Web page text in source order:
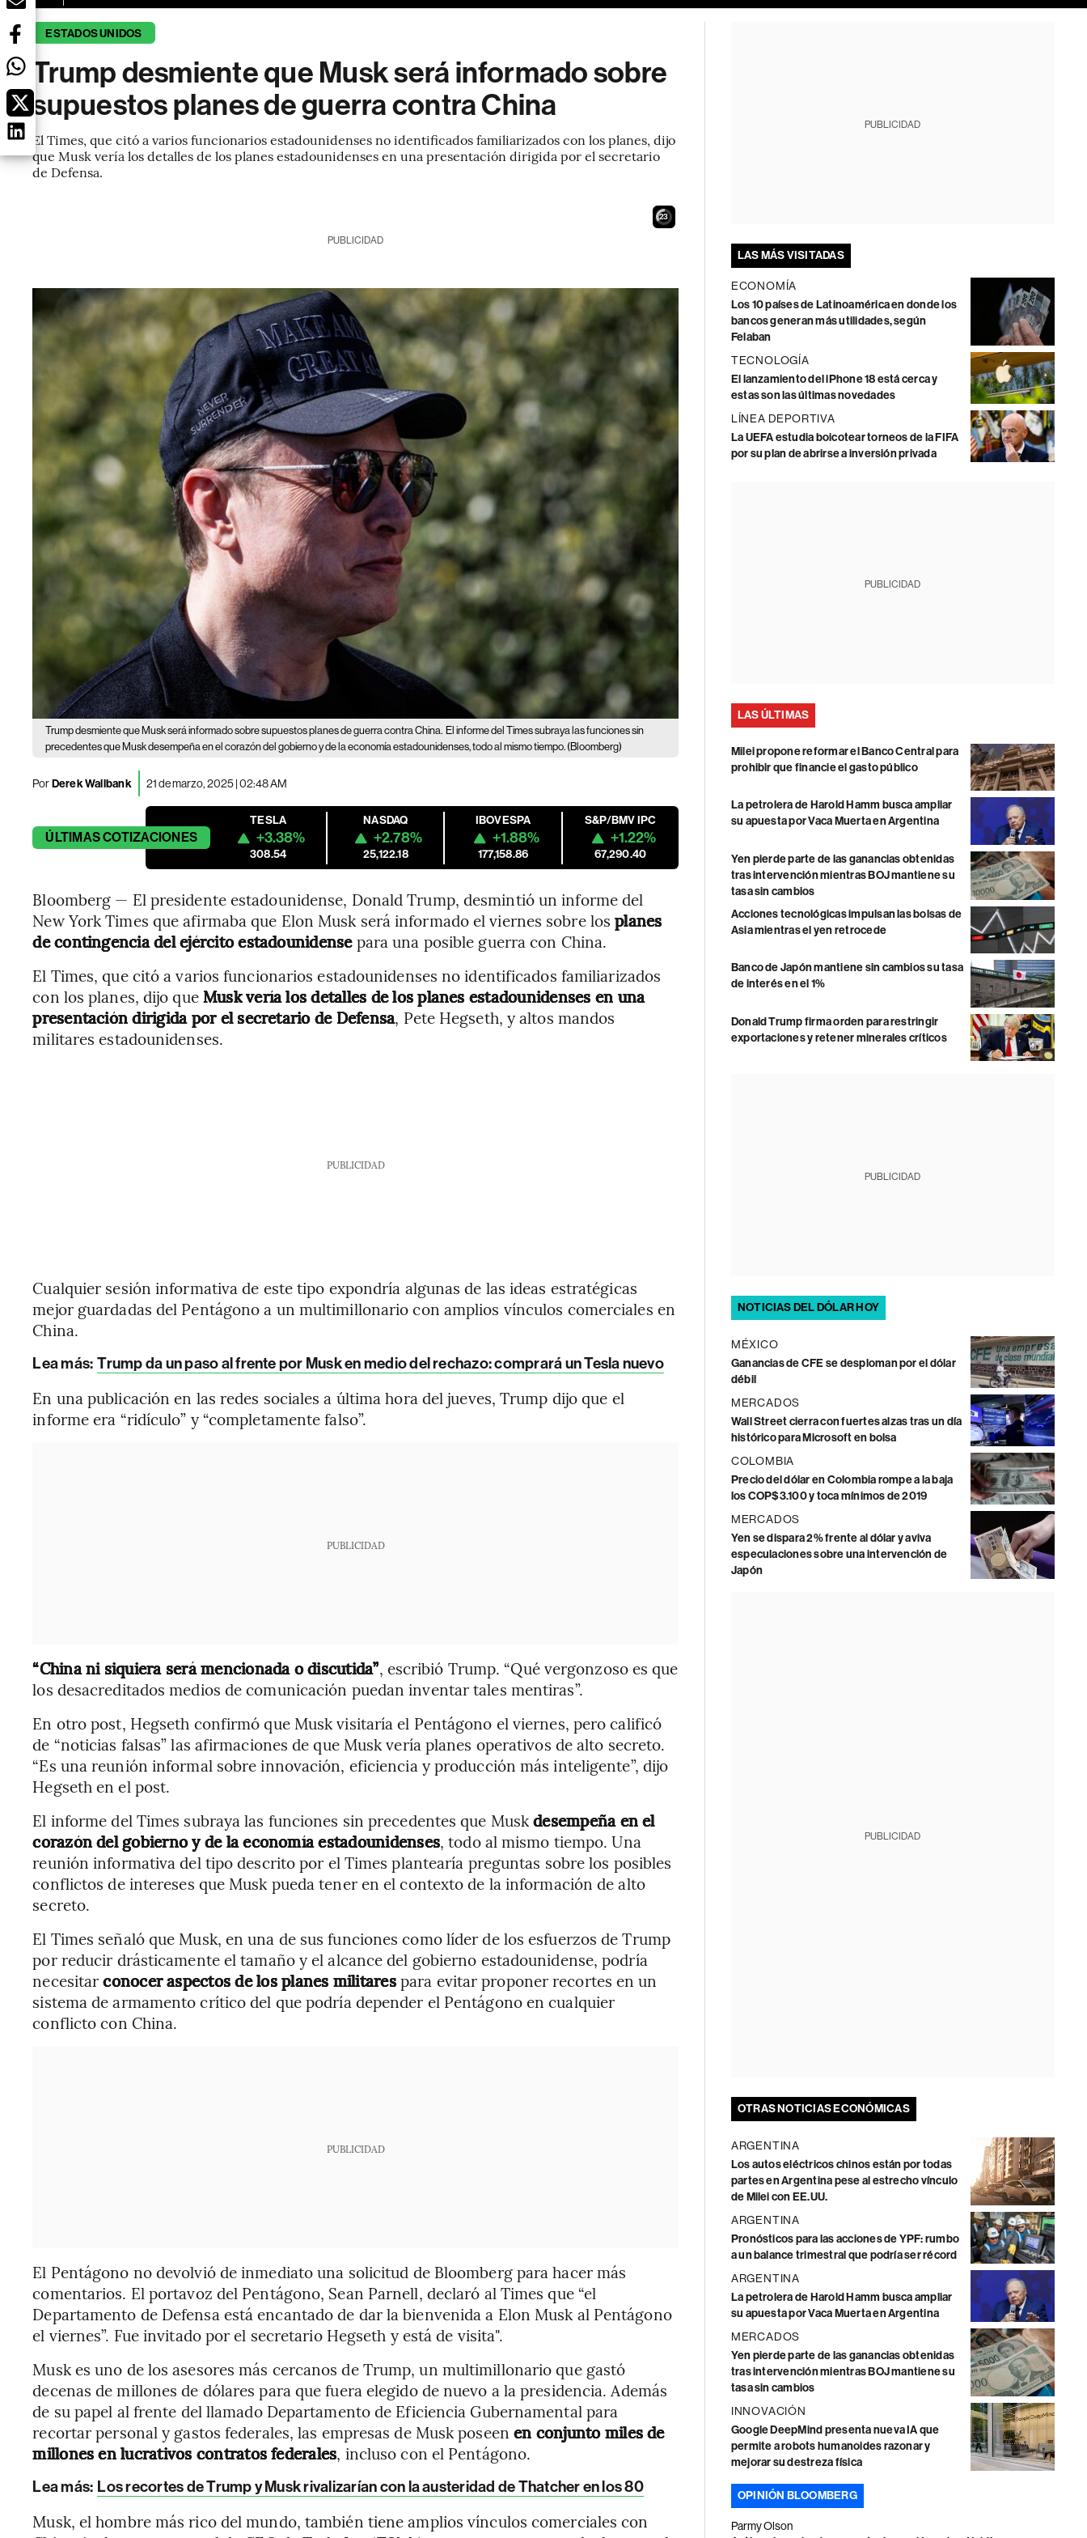
ESTADOS UNIDOS
Trump desmiente que Musk será informado sobre
supuestos planes de guerra contra China
El Times, que citó a varios funcionarios estadounidenses no identificados familiarizados con los planes, dijo
que Musk vería los detalles de los planes estadounidenses en una presentación dirigida por el secretario
de Defensa.
21
PUBLICIDAD
Trump desmiente que Musk será informado sobre supuestos planes de guerra contra China. El informe del Times subraya las funciones sin
precedentes que Musk desempeña en el corazón del gobierno y de la economía estadounidenses, todo al mismo tiempo. (Bloomberg)
PorDerek Wallbank 21 de marzo, 2025 | 02:48 AM
ÚLTIMASCOTIZACIONES
TESLA
+3.38%
308.54
NASDAQ
+2.78%
25,122.18
IBOVESPA
+1.88%
177,158.86
S&P/BMV IPC
+1.22%
67,290.40
Bloomberg — El presidente estadounidense, Donald Trump, desmintió un informe del
New York Times que afirmaba que Elon Musk será informado el viernes sobre losplanes
de contingencia del ejército estadounidensepara una posible guerra con China.
El Times, que citó a varios funcionarios estadounidenses no identificados familiarizados
con los planes, dijo queMusk vería los detalles de los planes estadounidenses en una
presentación dirigida por el secretario de Defensa, Pete Hegseth, y altos mandos
militares estadounidenses.
PUBLICIDAD
Cualquier sesión informativa de este tipo expondría algunas de las ideas estratégicas
mejor guardadas del Pentágono a un multimillonario con amplios vínculos comerciales en
China.
Lea más: Trump da un paso al frente por Musk en medio del rechazo: comprará un Tesla nuevo
En una publicación en las redes sociales a última hora del jueves, Trump dijo que el
informe era “ridículo” y “completamente falso”.
PUBLICIDAD
“China ni siquiera será mencionada o discutida”, escribió Trump. “Qué vergonzoso es que
los desacreditados medios de comunicación puedan inventar tales mentiras”.
En otro post, Hegseth confirmó que Musk visitaría el Pentágono el viernes, pero calificó
de “noticias falsas” las afirmaciones de que Musk vería planes operativos de alto secreto.
“Es una reunión informal sobre innovación, eficiencia y producción más inteligente”, dijo
Hegseth en el post.
El informe del Times subraya las funciones sin precedentes que Muskdesempeña en el
corazón del gobierno y de la economía estadounidenses, todo al mismo tiempo. Una
reunión informativa del tipo descrito por el Times plantearía preguntas sobre los posibles
conflictos de intereses que Musk pueda tener en el contexto de la información de alto
secreto.
El Times señaló que Musk, en una de sus funciones como líder de los esfuerzos de Trump
por reducir drásticamente el tamaño y el alcance del gobierno estadounidense, podría
necesitarconocer aspectos de los planes militarespara evitar proponer recortes en un
sistema de armamento crítico del que podría depender el Pentágono en cualquier
conflicto con China.
PUBLICIDAD
El Pentágono no devolvió de inmediato una solicitud de Bloomberg para hacer más
comentarios. El portavoz del Pentágono, Sean Parnell, declaró al Times que “el
Departamento de Defensa está encantado de dar la bienvenida a Elon Musk al Pentágono
el viernes”. Fue invitado por el secretario Hegseth y está de visita".
Musk es uno de los asesores más cercanos de Trump, un multimillonario que gastó
decenas de millones de dólares para que fuera elegido de nuevo a la presidencia. Además
de su papel al frente del llamado Departamento de Eficiencia Gubernamental para
recortar personal y gastos federales, las empresas de Musk poseen en conjunto miles de
millones en lucrativos contratos federales, incluso con el Pentágono.
Lea más: Los recortes de Trump y Musk rivalizarían con la austeridad de Thatcher en los 80
Musk, el hombre más rico del mundo, también tiene amplios vínculos comerciales con
PUBLICIDAD
LAS MÁS VISITADAS
ECONOMÍA
Los 10 países de Latinoamérica en donde los
bancos generan más utilidades, según
Felaban
TECNOLOGÍA
El lanzamiento del iPhone 18 está cerca y
estas son las últimas novedades
LÍNEA DEPORTIVA
La UEFA estudia boicotear torneos de la FIFA
por su plan de abrirse a inversión privada
PUBLICIDAD
LAS ÚLTIMAS
Milei propone reformar el Banco Central para
prohibir que financie el gasto público
La petrolera de Harold Hamm busca ampliar
su apuesta por Vaca Muerta en Argentina
Yen pierde parte de las ganancias obtenidas
tras intervención mientras BOJ mantiene su
tasa sin cambios
Acciones tecnológicas impulsan las bolsas de
Asia mientras el yen retrocede
Banco de Japón mantiene sin cambios su tasa
de interés en el 1%
Donald Trump firma orden para restringir
exportaciones y retener minerales críticos
PUBLICIDAD
NOTICIAS DEL DÓLAR HOY
MÉXICO
Ganancias de CFE se desploman por el dólar
débil
MERCADOS
Wall Street cierra con fuertes alzas tras un día
histórico para Microsoft en bolsa
COLOMBIA
Precio del dólar en Colombia rompe a la baja
los COP$3.100 y toca mínimos de 2019
MERCADOS
Yen se dispara 2% frente al dólar y aviva
especulaciones sobre una intervención de
Japón
PUBLICIDAD
OTRAS NOTICIAS ECONÓMICAS
ARGENTINA
Los autos eléctricos chinos están por todas
partes en Argentina pese al estrecho vínculo
de Milei con EE.UU.
ARGENTINA
Pronósticos para las acciones de YPF: rumbo
a un balance trimestral que podría ser récord
ARGENTINA
La petrolera de Harold Hamm busca ampliar
su apuesta por Vaca Muerta en Argentina
MERCADOS
Yen pierde parte de las ganancias obtenidas
tras intervención mientras BOJ mantiene su
tasa sin cambios
INNOVACIÓN
Google DeepMind presenta nueva IA que
permite a robots humanoides razonar y
mejorar su destreza física
OPINIÓN BLOOMBERG
Parmy Olson